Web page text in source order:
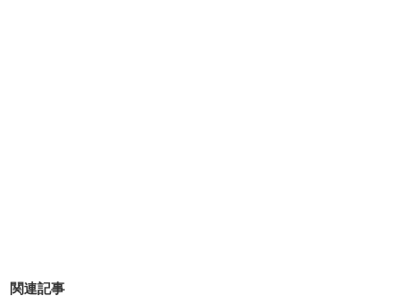
関連記事